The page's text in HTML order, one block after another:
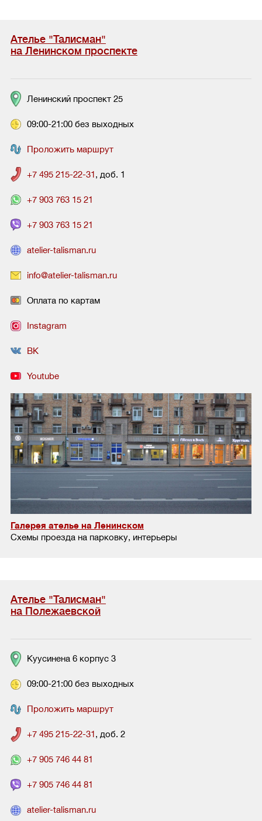
Ателье "Талисман"
на Ленинском проспекте
Ленинский проспект 25
09:00-21:00 без выходных
Проложить маршрут
+7 495 215-22-31, доб. 1
+7 903 763 15 21
+7 903 763 15 21
atelier-talisman.ru
info@atelier-talisman.ru
Оплата по картам
Instagram
ВК
Youtube
Галерея ателье на Ленинском
Схемы проезда на парковку, интерьеры
Ателье "Талисман"
на Полежаевской
Куусинена 6 корпус 3
09:00-21:00 без выходных
Проложить маршрут
+7 495 215-22-31, доб. 2
+7 905 746 44 81
+7 905 746 44 81
atelier-talisman.ru